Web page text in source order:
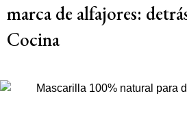
marca de alfajores:
Cocina